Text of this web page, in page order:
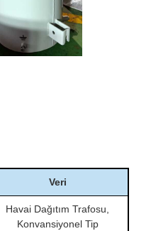
Veri
Havai Dağıtım Trafosu,
Konvansiyonel Tip